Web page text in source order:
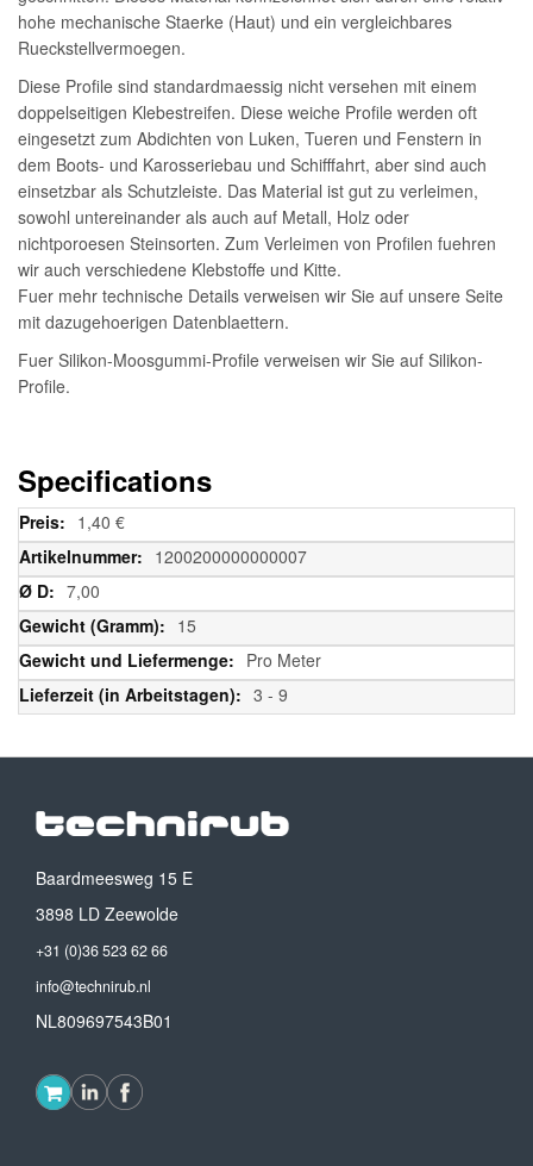
hohe mechanische Staerke (Haut) und ein vergleichbares
Rueckstellvermoegen.
Diese Profile sind standardmaessig nicht versehen mit einem
doppelseitigen Klebestreifen. Diese weiche Profile werden oft
eingesetzt zum Abdichten von Luken, Tueren und Fenstern in
dem Boots- und Karosseriebau und Schifffahrt, aber sind auch
einsetzbar als Schutzleiste. Das Material ist gut zu verleimen,
sowohl untereinander als auch auf Metall, Holz oder
nichtporoesen Steinsorten. Zum Verleimen von Profilen fuehren
wir auch verschiedene Klebstoffe und Kitte.
Fuer mehr technische Details verweisen wir Sie auf unsere Seite
mit dazugehoerigen Datenblaettern.
Fuer Silikon-Moosgummi-Profile verweisen wir Sie auf Silikon-
Profile.
Specifications
Weitere
Informationen
1,40 €
1200200000000007
7,00
15
Pro Meter
3 - 9
Baardmeesweg 15 E
3898 LD Zeewolde
+31 (0)36 523 62 66
info@technirub.nl
NL809697543B01